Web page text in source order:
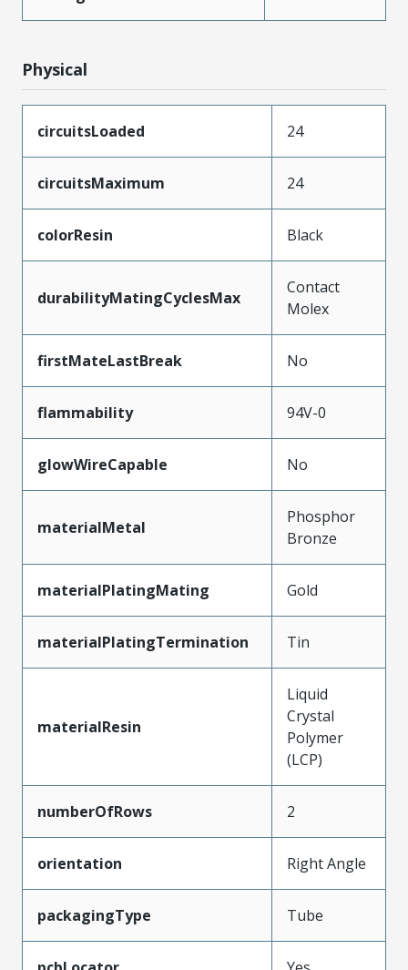
Physical
circuitsLoaded 24
circuitsMaximum 24
colorResin Black
durabilityMatingCyclesMax
Contact
Molex
firstMateLastBreak No
flammability 94V-0
glowWireCapable No
materialMetal
Phosphor
Bronze
materialPlatingMating Gold
materialPlatingTermination Tin
materialResin
Liquid
Crystal
Polymer
(LCP)
numberOfRows 2
orientation Right Angle
packagingType Tube